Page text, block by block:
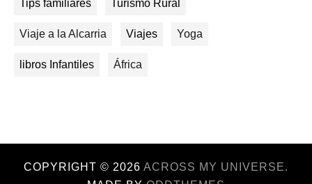
Tips familiares Turismo Rural
Viaje a la Alcarria Viajes Yoga
libros Infantiles África
COPYRIGHT © 2026 ACROSS MY UNIVERSE.